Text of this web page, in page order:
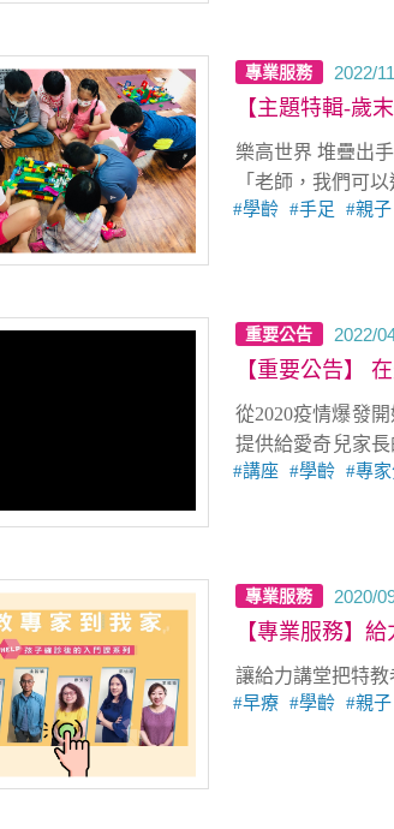
專業服務 2022/
【主題特輯-歲
樂高世界 堆疊出手足對於家人的愛 特色服務報導：「手足團體聚會」 文/台中服務處
「老師，我們可
YA!」、「等等下
手足活動裡放進
們在活動中能夠
學齡 手足 親子
重要公告 2022/
【重要公告】
從2020疫情爆發
提供給愛奇兒家
家輕鬆學習，而
講座 學齡 專
專業服務 2020/
【專業服務】
讓給力講堂把特
早療 學齡 親子